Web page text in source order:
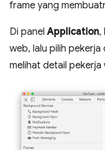
frame yang
Di panelApplication,
web, lalu pilih
melihat detail pekerja